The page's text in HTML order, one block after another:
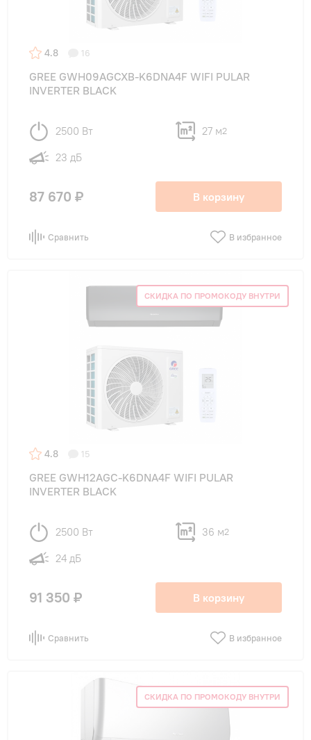
4.8 16
GREE GWH09AGCXB-K6DNA4F WIFI PULAR
INVERTER BLACK
2500 Вт 27 м2
23 дБ
87 670 ₽ В корзину
Сравнить В избранное
СКИДКА ПО ПРОМОКОДУ ВНУТРИ
4.8 15
GREE GWH12AGC-K6DNA4F WIFI PULAR
INVERTER BLACK
2500 Вт 36 м2
24 дБ
91 350 ₽ В корзину
Сравнить В избранное
СКИДКА ПО ПРОМОКОДУ ВНУТРИ